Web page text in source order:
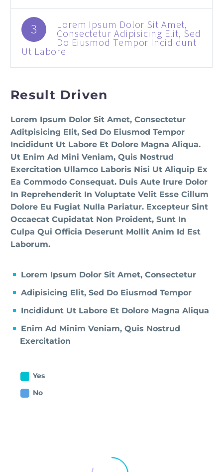
3 Lorem Ipsum Dolor Sit Amet,
Consectetur Adipisicing Elit, Sed
Do Eiusmod Tempor Incididunt
Ut Labore
Result Driven
Lorem Ipsum Dolor Sit Amet, Consectetur
Aditpisicing Elit, Sed Do Eiusmod Tempor
Incididunt Ut Labore Et Dolore Magna Aliqua.
Ut Enim Ad Mini Veniam, Quis Nostrud
Exercitation Ullamco Laboris Nisi Ut Aliquip Ex
Ea Commodo Consequat. Duis Aute Irure Dolor
In Reprehenderit In Voluptate Velit Esse Cillum
Dolore Eu Fugiat Nulla Pariatur. Excepteur Sint
Occaecat Cupidatat Non Proident, Sunt In
Culpa Qui Officia Deserunt Mollit Anim Id Est
Laborum.
Lorem Ipsum Dolor Sit Amet, Consectetur
Adipisicing Elit, Sed Do Eiusmod Tempor
Incididunt Ut Labore Et Dolore Magna Aliqua
Enim Ad Minim Veniam, Quis Nostrud
Exercitation
Yes
No